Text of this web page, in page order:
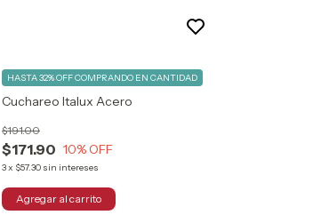
Cuchareo Italux Acero
$171.90
$191.00
10% OFF
3x $57.30 sin intereses
HASTA 32% OFFCOMPRANDO EN CANTIDAD